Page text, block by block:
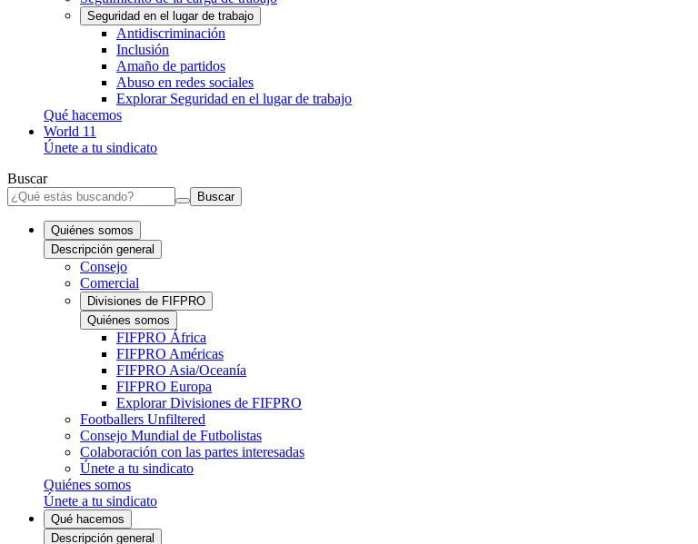
Seguridad en el lugar de trabajo
Antidiscriminación
Inclusión
Amaño de partidos
Abuso en redes sociales
Explorar Seguridad en el lugar de trabajo
Qué hacemos
World 11
Únete a tu sindicato
Buscar
Buscar
Quiénes somos
Descripción general
Consejo
Comercial
Divisiones de FIFPRO
Quiénes somos
FIFPRO África
FIFPRO Américas
FIFPRO Asia/Oceanía
FIFPRO Europa
Explorar Divisiones de FIFPRO
Footballers Unfiltered
Consejo Mundial de Futbolistas
Colaboración con las partes interesadas
Únete a tu sindicato
Quiénes somos
Únete a tu sindicato
Qué hacemos
Descripción general